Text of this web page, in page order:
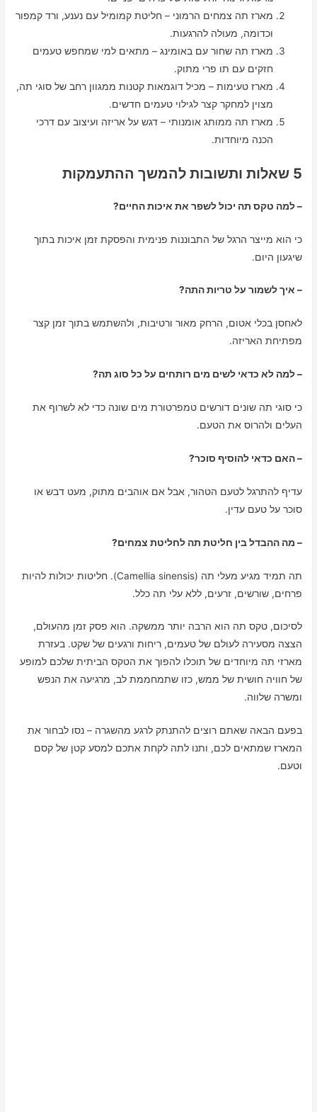
מארז תה צמחים הרמוני – חליטת קמומיל עם נענע, ורד קמפור
וכדומה, מעולה להרגעות.
מארז תה שחור עם באומינג – מתאים למי שמחפש טעמים
חזקים עם תו פרי מתוק.
מארז טעימות – מכיל דוגמאות קטנות ממגוון רחב של סוגי תה,
מצוין למחקר קצר לגילוי טעמים חדשים.
מארז תה ממותג אומנותי – דגש על אריזה ועיצוב עם דרכי
הכנה מיוחדות.
5 שאלות ותשובות להמשך ההתעמקות
– למה טקס תה יכול לשפר את איכות החיים?
כי הוא מייצר הרגל של התבוננות פנימית והפסקת זמן איכות בתוך
שיגעון היום.
– איך לשמור על טריות התה?
לאחסן בכלי אטום, הרחק מאור ורטיבות, ולהשתמש בתוך זמן קצר
מפתיחת האריזה.
– למה לא כדאי לשים מים רותחים על כל סוג תה?
כי סוגי תה שונים דורשים טמפרטורת מים שונה כדי לא לשרוף את
העלים ולהרוס את הטעם.
– האם כדאי להוסיף סוכר?
עדיף להתרגל לטעם הטהור, אבל אם אוהבים מתוק, מעט דבש או
סוכר על טעם עדין.
– מה ההבדל בין חליטת תה לחליטת צמחים?
תה תמיד מגיע מעלי תה (Camellia sinensis). חליטות יכולות להיות
פרחים, שורשים, זרעים, ללא עלי תה כלל.
לסיכום, טקס תה הוא הרבה יותר ממשקה. הוא פסק זמן מהעולם,
הצצה מסעירה לעולם של טעמים, ריחות ורגעים של שקט. בעזרת
מארזי תה מיוחדים של תוכלו להפוך את הטקס הביתית שלכם למופע
של חוויה חושית של ממש, כזו שתמחממת לב, מרגיעה את הנפש
ומשרה שלווה.
בפעם הבאה שאתם רוצים להתנתק לרגע מהשגרה – נסו לבחור את
המארז שמתאים לכם, ותנו לתה לקחת אתכם למסע קטן של קסם
וטעם.